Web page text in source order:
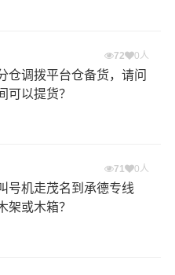
72 0人
仓调拨平台仓备货，请问
可以提货？
71 0人
号机走茂名到承德专线
架或木箱？